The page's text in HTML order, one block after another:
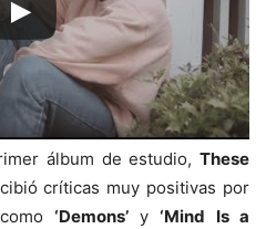
álbum de estudio,These
críticas muy positivas por
‘Demons’y‘Mind Is a